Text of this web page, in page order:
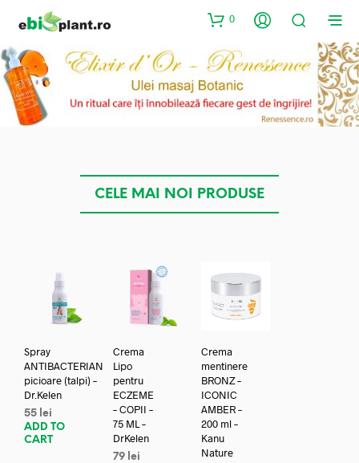
0
CELE MAI NOI PRODUSE
Spray
ANTIBACTERIAN
picioare (talpi) –
Dr.Kelen
55 lei
ADD TO
CART
Crema
Lipo
pentru
ECZEME
– COPII –
75 ML –
DrKelen
79 lei
Crema
mentinere
BRONZ –
ICONIC
AMBER –
200 ml –
Kanu
Nature